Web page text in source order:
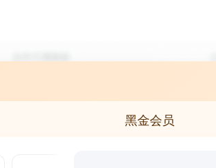
黑金会员